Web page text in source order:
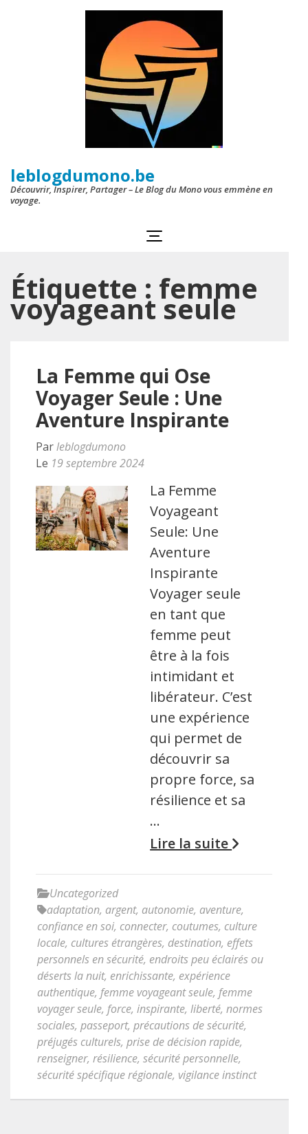
leblogdumono.be
Découvrir, Inspirer, Partager – Le Blog du Mono vous emmène en
voyage.
Étiquette : femme
voyageant seule
La Femme qui Ose
Voyager Seule : Une
Aventure Inspirante
Parleblogdumono
Le 19 septembre 2024
La Femme
Voyageant
Seule: Une
Aventure
Inspirante
Voyager seule
en tant que
femme peut
être à la fois
intimidant et
libérateur. C’est
une expérience
qui permet de
découvrir sa
propre force, sa
résilience et sa
…
Lire la suite
Uncategorized
adaptation, argent, autonomie, aventure,
confiance en soi, connecter, coutumes, culture
locale, cultures étrangères, destination, effets
personnels en sécurité, endroits peu éclairés ou
déserts la nuit, enrichissante, expérience
authentique, femme voyageant seule, femme
voyager seule, force, inspirante, liberté, normes
sociales, passeport, précautions de sécurité,
préjugés culturels, prise de décision rapide,
renseigner, résilience, sécurité personnelle,
sécurité spécifique régionale, vigilance instinct